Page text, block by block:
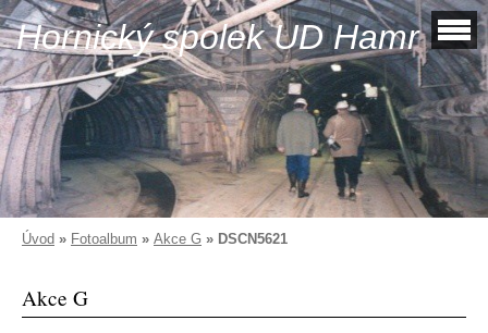
Hornický spolek UD Hamr
Úvod » Fotoalbum » Akce G » DSCN5621
Akce G